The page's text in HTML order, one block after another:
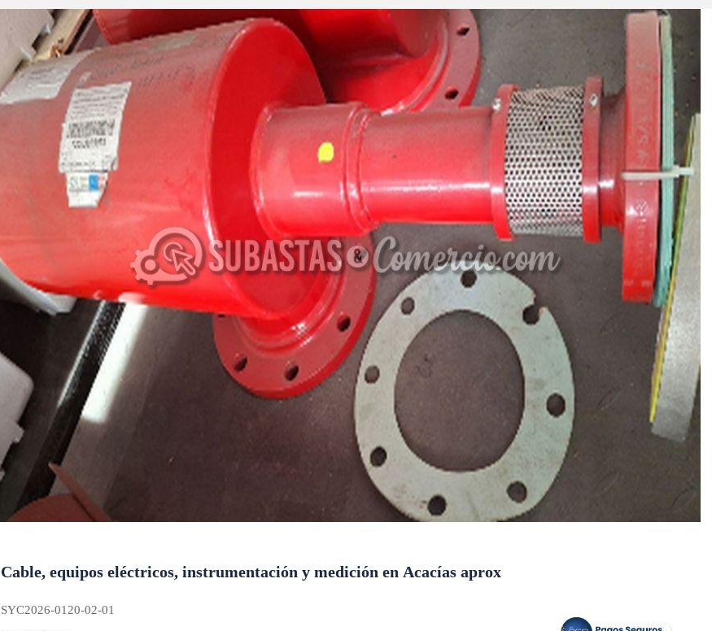
Cable, equipos eléctricos, instrumentación y medición en Acacías aprox
SYC2026-0120-02-01